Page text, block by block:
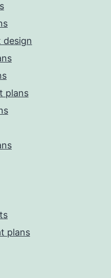
design
plans
plans